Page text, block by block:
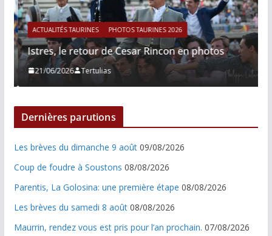
ACTUALITÉS TAURINES PHOTOS TAURINES 2026
Istres, le retour de Cesar Rincon en photos
21/06/2026 Tertulias
Dernières parutions
Les brèves du dimanche 9 août 09/08/2026
Coup de foudre à Soustons 08/08/2026
Parentis, La Golosina: une première étape 08/08/2026
Les brèves du samedi 8 août 08/08/2026
Maurrin, rendez vous est pris pour l’an prochain. 07/08/2026